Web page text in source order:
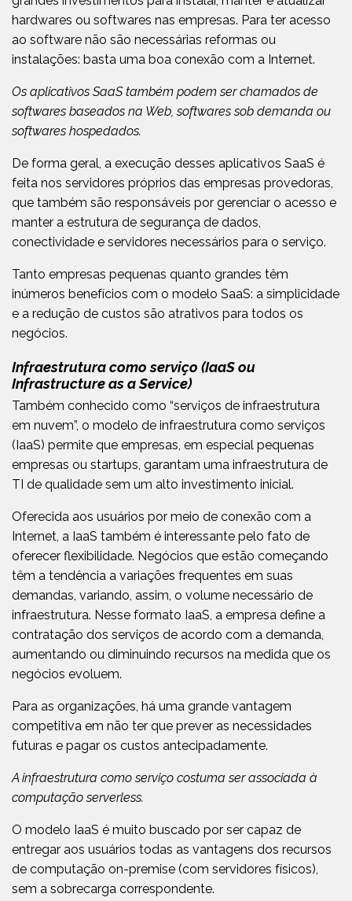
hardwares ou softwares nas empresas. Para ter acesso
ao software não são necessárias reformas ou
instalações: basta uma boa conexão com a Internet.
Os aplicativos SaaS também podem ser chamados de
softwares baseados na Web, softwares sob demanda ou
softwares hospedados.
De forma geral, a execução desses aplicativos SaaS é
feita nos servidores próprios das empresas provedoras,
que também são responsáveis por gerenciar o acesso e
manter a estrutura de segurança de dados,
conectividade e servidores necessários para o serviço.
Tanto empresas pequenas quanto grandes têm
inúmeros benefícios com o modelo SaaS: a simplicidade
e a redução de custos são atrativos para todos os
negócios.
Infraestrutura como serviço (IaaS ou
Infrastructure as a Service)
Também conhecido como “serviços de infraestrutura
em nuvem”, o modelo de infraestrutura como serviços
(IaaS) permite que empresas, em especial pequenas
empresas ou startups, garantam uma infraestrutura de
TI de qualidade sem um alto investimento inicial.
Oferecida aos usuários por meio de conexão com a
Internet, a IaaS também é interessante pelo fato de
oferecer flexibilidade. Negócios que estão começando
têm a tendência a variações frequentes em suas
demandas, variando, assim, o volume necessário de
infraestrutura. Nesse formato IaaS, a empresa define a
contratação dos serviços de acordo com a demanda,
aumentando ou diminuindo recursos na medida que os
negócios evoluem.
Para as organizações, há uma grande vantagem
competitiva em não ter que prever as necessidades
futuras e pagar os custos antecipadamente.
A infraestrutura como serviço costuma ser associada à
computação serverless.
O modelo IaaS é muito buscado por ser capaz de
entregar aos usuários todas as vantagens dos recursos
de computação on-premise (com servidores físicos),
sem a sobrecarga correspondente.